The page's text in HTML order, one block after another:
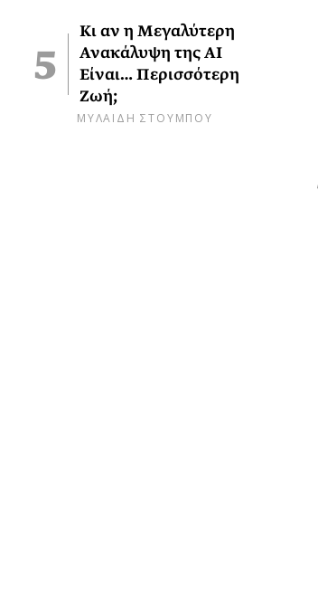
Κι αν η Μεγαλύτερη
Ανακάλυψη της AI
Είναι… Περισσότερη
Ζωή;
ΜΥΛΑΙΔΗ ΣΤΟΥΜΠΟΥ